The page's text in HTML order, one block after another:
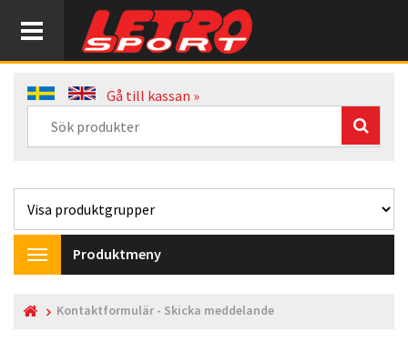
Gå till kassan »
Toggle
navigation
Produktmeny
Kontaktformulär - Skicka meddelande